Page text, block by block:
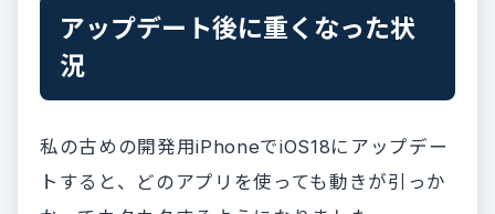
アップデート後に重くなった状
況
私の古めの開発用iPhoneでiOS18にアップデー
トすると、どのアプリを使っても動きが引っか